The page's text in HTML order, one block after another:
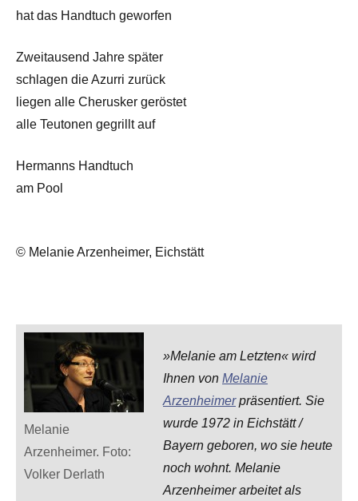
hat das Handtuch geworfen
Zweitausend Jahre später
schlagen die Azurri zurück
liegen alle Cherusker geröstet
alle Teutonen gegrillt auf
Hermanns Handtuch
am Pool
© Melanie Arzenheimer, Eichstätt
Melanie
Arzenheimer. Foto:
Volker Derlath
»Melanie am Letzten« wird
Ihnen von Melanie
Arzenheimerpräsentiert. Sie
wurde 1972 in Eichstätt /
Bayern geboren, wo sie heute
noch wohnt. Melanie
Arzenheimer arbeitet als